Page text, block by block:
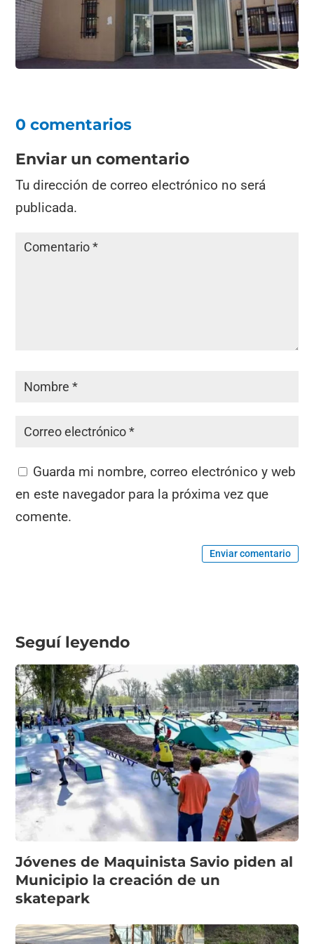
0 comentarios
Enviar un comentario
Tu dirección de correo electrónico no será
publicada.
Guarda mi nombre, correo electrónico y web
en este navegador para la próxima vez que
comente.
Enviar comentario
Seguí leyendo
Jóvenes de Maquinista Savio piden al
Municipio la creación de un
skatepark